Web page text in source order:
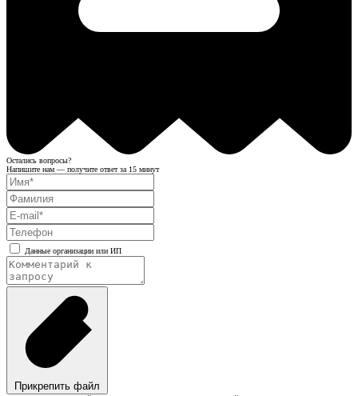
Остались вопросы?
Напишите нам — получите ответ за 15 минут
Данные организации или ИП
Прикрепить файл